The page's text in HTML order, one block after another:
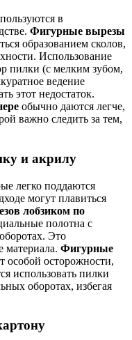
в
Фигурные вырезы
образованием сколов,
Использование
пилки (с мелким зубом,
ведение
этот недостаток.
обычно даются легче,
важно следить за тем,
и акрилу
легко поддаются
могут плавиться
лобзиком по
полотна с
Это
материала. Фигурные
особой осторожности,
использовать пилки
оборотах, избегая